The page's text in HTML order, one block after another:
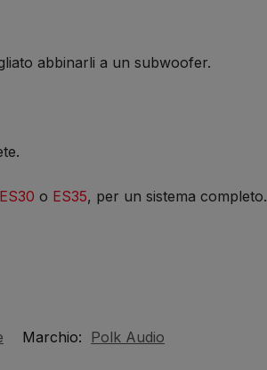
abbinarli a un subwoofer.
ES30 o ES35, per un sistema completo.
Marchio: Polk Audio